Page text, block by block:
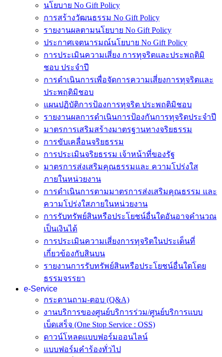
นโยบาย No Gift Policy
การสร้างวัฒนธรรม No Gift Policy
รายงานผลตามนโยบาย No Gift Policy
ประกาศเจตนารมณ์นโยบาย No Gift Policy
การประเมินความเสี่ยง การทุจริตและประพฤติมิ
ชอบ ประจำปี
การดำเนินการเพื่อจัดการความเสี่ยงการทุจริตและ
ประพฤติมิชอบ
แผนปฏิบัติการป้องการทุจริต ประพฤติมิชอบ
รายงานผลการดำเนินการป้องกันการทุจริตประจำปี
มาตรการเสริมสร้างมาตรฐานทางจริยธรรม
การขับเคลื่อนจริยธรรม
การประเมินจริยธรรม เจ้าหน้าที่ของรัฐ
มาตรการส่งเสริมคุณธรรมและ ความโปร่งใส
ภายในหน่วยงาน
การดำเนินการตามมาตรการส่งเสริมคุณธรรม และ
ความโปร่งใสภายในหน่วยงาน
การรับทรัพย์สินหรือประโยชน์อื่นใดอันอาจคำนวณ
เป็นเงินได้
การประเมินความเสี่ยงการทุจริตในประเด็นที่
เกี่ยวข้องกับสินบน
รายงานการรับทรัพย์สินหรือประโยชน์อื่นใดโดย
ธรรมจรรยา
e-Service
กระดานถาม-ตอบ (Q&A)
งานบริการของศูนย์บริการร่วม/ศูนย์บริการแบบ
เบ็ดเสร็จ (One Stop Service : OSS)
ดาวน์โหลดแบบฟอร์มออนไลน์
แบบฟอร์มคำร้องทั่วไป